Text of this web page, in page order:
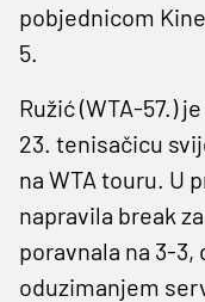
pobjednicom
5.
Ružić (WTA-57.)
23. tenisačicu
na WTA touru. U
napravila break
poravnala na 3-3,
oduzimanjem